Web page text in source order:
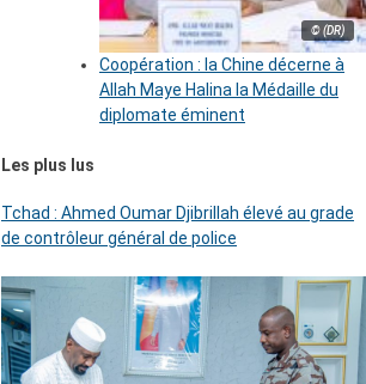
© (DR)
Coopération : la Chine décerne à
Allah Maye Halina la Médaille du
diplomate éminent
Les plus lus
Tchad : Ahmed Oumar Djibrillah élevé au grade
de contrôleur général de police